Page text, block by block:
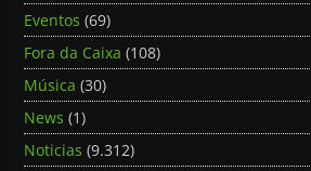
Eventos (69)
Fora da Caixa (108)
Música (30)
News (1)
Noticias (9.312)